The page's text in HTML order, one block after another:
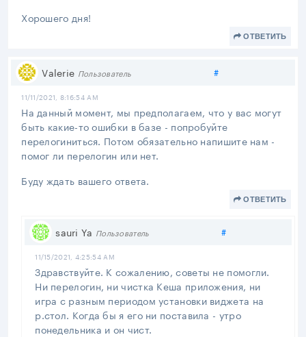
Хорошего дня!
ОТВЕТИТЬ
Valerie Пользователь #Поделиться
11/11/2021, 8:16:54 AM
На данный момент, мы предполагаем, что у вас могут
быть какие-то ошибки в базе - попробуйте
перелогиниться. Потом обязательно напишите нам -
помог ли перелогин или нет.
Буду ждать вашего ответа.
ОТВЕТИТЬ
sauri Ya Пользователь #Поделиться
11/15/2021, 4:25:54 AM
Здравствуйте. К сожалению, советы не помогли.
Ни перелогин, ни чистка Кеша приложения, ни
игра с разным периодом установки виджета на
р.стол. Когда бы я его ни поставила - утро
понедельника и он чист.